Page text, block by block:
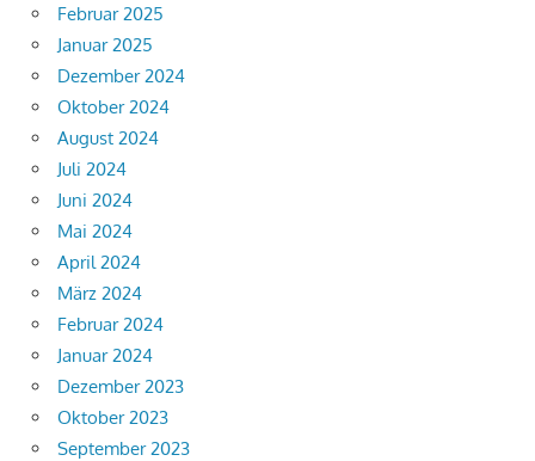
Februar 2025
Januar 2025
Dezember 2024
Oktober 2024
August 2024
Juli 2024
Juni 2024
Mai 2024
April 2024
März 2024
Februar 2024
Januar 2024
Dezember 2023
Oktober 2023
September 2023